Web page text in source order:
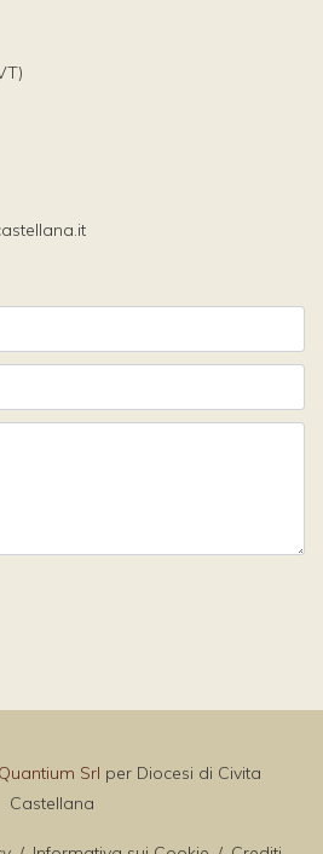
Quantium Srl per Diocesi di Civita
Castellana